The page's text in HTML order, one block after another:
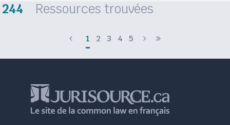
244 Ressources trouvées
1 2 3 4 5